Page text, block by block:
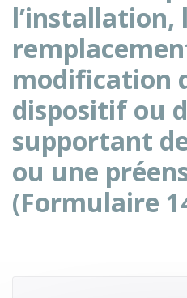
l’installation,
modification
dispositif ou
supportant
ou une
(Formulaire